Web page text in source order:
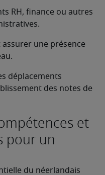
RH, finance ou autres
une présence
déplacements
des notes de
et
pour un
du néerlandais